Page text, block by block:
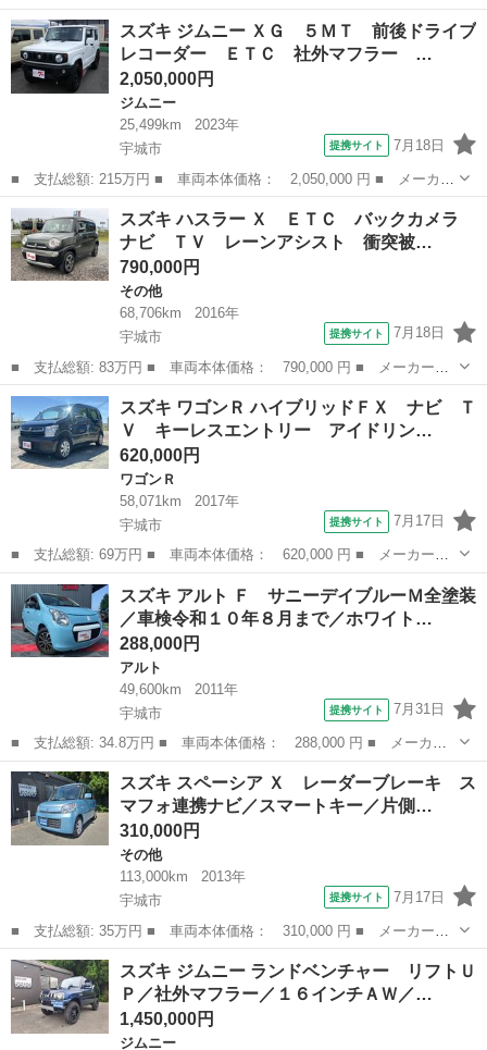
名： スズキ ■ 車種名： ワゴンＲ ■ グレード名： ＦＸ－Ｓリ
ミテッド コラムオートマ 純正エアロ 純正アルミホイール 電動
格納ミラー キー...
熊本 宇城市 ワゴンＲ
スズキ ジムニー ＸＧ ５ＭＴ 前後ドライブ
レコーダー ＥＴＣ 社外マフラー …
2,050,000円
ジムニー
25,499km
2023年
宇城市
提携サイト 7月18日
■ 支払総額: 215万円 ■ 車両本体価格： 2,050,000 円 ■ メーカー
名： スズキ ■ 車種名： ジムニー ■ グレード名： ＸＧ ５Ｍ
Ｔ 前後ドライブレコーダー ＥＴＣ 社外マフラー バックカメ
ラ ブレーキ...
熊本 宇城市 ジムニー
スズキ ハスラー Ｘ ＥＴＣ バックカメラ
ナビ ＴＶ レーンアシスト 衝突被…
790,000円
その他
68,706km
2016年
宇城市
提携サイト 7月18日
■ 支払総額: 83万円 ■ 車両本体価格： 790,000 円 ■ メーカー
名： スズキ ■ 車種名： ハスラー ■ グレード名： Ｘ ＥＴ
Ｃ バックカメラ ナビ ＴＶ レーンアシスト 衝突被害軽減シス
テム オートライト...
熊本 宇城市 その他
スズキ ワゴンＲ ハイブリッドＦＸ ナビ Ｔ
Ｖ キーレスエントリー アイドリン…
620,000円
ワゴンＲ
58,071km
2017年
宇城市
提携サイト 7月17日
■ 支払総額: 69万円 ■ 車両本体価格： 620,000 円 ■ メーカー
名： スズキ ■ 車種名： ワゴンＲ ■ グレード名： ハイブリッ
ドＦＸ ナビ ＴＶ キーレスエントリー アイドリングストップ
電動格納ミラー ...
熊本 宇城市 ワゴンＲ
スズキ アルト Ｆ サニーデイブルーＭ全塗装
／車検令和１０年８月まで／ホワイト…
288,000円
アルト
49,600km
2011年
宇城市
提携サイト 7月31日
■ 支払総額: 34.8万円 ■ 車両本体価格： 288,000 円 ■ メーカー
名： スズキ ■ 車種名： アルト ■ グレード名： Ｆ サニーデ
イブルーＭ全塗装／車検令和１０年８月まで／ホワイトルーフ／キー
レス／ヘッド...
熊本 宇城市 アルト
スズキ スペーシア Ｘ レーダーブレーキ ス
マフォ連携ナビ／スマートキー／片側…
310,000円
その他
113,000km
2013年
宇城市
提携サイト 7月17日
■ 支払総額: 35万円 ■ 車両本体価格： 310,000 円 ■ メーカー
名： スズキ ■ 車種名： スペーシア ■ グレード名： Ｘ レー
ダーブレーキ スマフォ連携ナビ／スマートキー／片側パワースライ
ドドア／ダブルエ...
熊本 宇城市 その他
スズキ ジムニー ランドベンチャー リフトＵ
Ｐ／社外マフラー／１６インチＡＷ／…
1,450,000円
ジムニー